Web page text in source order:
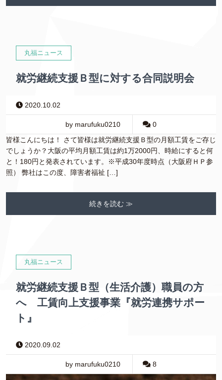
丸福ニュース
就労継続支援Ｂ型に対する合同説明会
2020.10.02
by marufuku0210
0
皆様こんにちは！ さて皆様は就労継続支援Ｂ型の月額工賃をご存じ
でしょうか？大阪の平均月額工賃は約1万2000円、時給にすると何
と！180円と発表されています。※平成30年度時点（大阪府ＨＰ参
照） 弊社はこの度、障害者福祉 […]
続きを読む ≫
丸福ニュース
就労継続支援Ｂ型（生活介護）職員の方
へ 工賃向上支援事業『就労連携サポー
ト』
2020.09.02
by marufuku0210 8